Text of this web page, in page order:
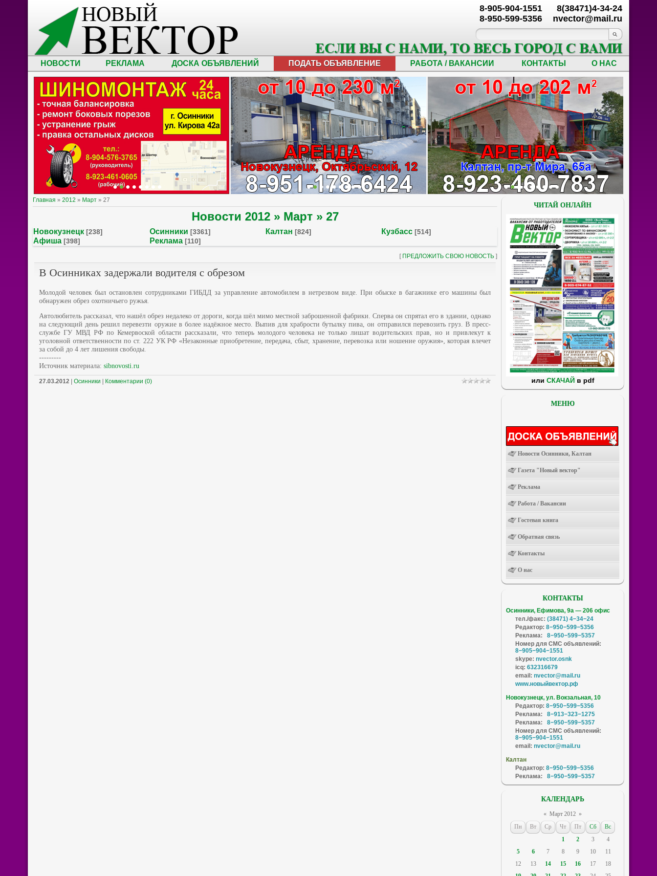
8(38471)4-34-24
nvector@mail.ru
8-905-904-1551
8-950-599-5356
НОВОСТИ РЕКЛАМА ДОСКА ОБЪЯВЛЕНИЙ ПОДАТЬ ОБЪЯВЛЕНИЕ РАБОТА / ВАКАНСИИ КОНТАКТЫ О НАС
Главная » 2012 » Март » 27
Новости 2012 » Март » 27
Новокузнецк [238] Осинники [3361] Калтан [824] Кузбасс [514]
Афиша [398] Реклама [110]
[ ПРЕДЛОЖИТЬ СВОЮ НОВОСТЬ ]
В Осинниках задержали водителя с обрезом
Молодой человек был остановлен сотрудниками ГИБДД за управление автомобилем в нетрезвом виде. При обыске в багажнике его машины был
обнаружен обрез охотничьего ружья.
Автолюбитель рассказал, что нашёл обрез недалеко от дороги, когда шёл мимо местной заброшенной фабрики. Сперва он спрятал его в здании, однако
на следующий день решил перевезти оружие в более надёжное место. Выпив для храбрости бутылку пива, он отправился перевозить груз. В пресс-
службе ГУ МВД РФ по Кемервоской области рассказали, что теперь молодого человека не только лишат водительских прав, но и привлекут к
уголовной ответственности по ст. 222 УК РФ «Незаконные приобретение, передача, сбыт, хранение, перевозка или ношение оружия», которая влечет
за собой до 4 лет лишения свободы.
---------
Источник материала: sibnovosti.ru
27.03.2012 Осинники Комментарии (0)
ЧИТАЙ ОНЛАЙН
или СКАЧАЙв pdf
МЕНЮ
Новости Осинники, Калтан
Газета "Новый вектор"
Реклама
Работа / Вакансии
Гостевая книга
Обратная связь
Контакты
О нас
КОНТАКТЫ
Осинники, Ефимова, 9а — 206 офис
тел./факс: (38471) 4−34−24
Редактор: 8−950−599−5356
Реклама:
8−950−599−5357
Номер для СМС объявлений:
8−905−904−1551
skype: nvector.osnk
icq: 632316679
email: nvector@mail.ru
www.новыйвектор.рф
Новокузнецк, ул. Вокзальная, 10
Редактор: 8−950−599−5356
Реклама:
8−913−323−1275
Реклама:
8−950−599−5357
Номер для СМС объявлений:
8−905−904−1551
email: nvector@mail.ru
Калтан
Редактор: 8−950−599−5356
Реклама:
8−950−599−5357
КАЛЕНДАРЬ
« Март 2012 »
Пн
Вт Ср Чт Пт Сб
Вс
1
2 3
4
5
6 7 8 9 10
11
12
13 14 15 16 17
18